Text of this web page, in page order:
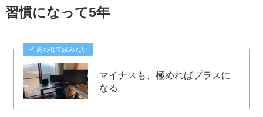
習慣になって5年
あわせて読みたい
マイナスも、極めればプラスに
なる